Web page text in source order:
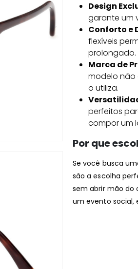
Design
garante um
Conforto e
flexíveis
prolongado.
Marca de
modelo não
o utiliza.
perfeitos
compor um
Por que
Se você busca
são a escolha
sem abrir mão do
um evento social,